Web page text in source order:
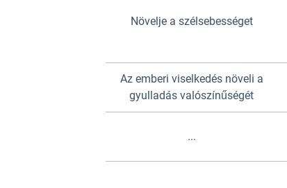
Növelje a szélsebességet
Az emberi viselkedés növeli a
gyulladás valószínűségét
...